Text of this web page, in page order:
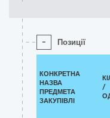
- Позиції
КОНКРЕТНА
НАЗВА
ПРЕДМЕТА
ЗАКУПІВЛІ
/